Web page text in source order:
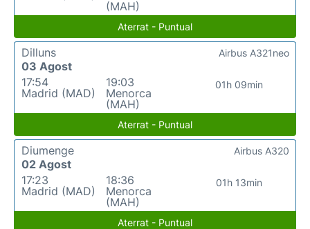
(MAH)
Aterrat - Puntual
Dilluns
03 Agost
17:54
Madrid (MAD)
19:03
Menorca
(MAH)
01h 09min
Airbus A321neo
Aterrat - Puntual
Diumenge
02 Agost
17:23
Madrid (MAD)
18:36
Menorca
(MAH)
01h 13min
Airbus A320
Aterrat - Puntual